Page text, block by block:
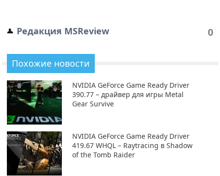
Редакция MSReview 0
Похожие новости
NVIDIA GeForce Game Ready Driver
390.77 – драйвер для игры Metal
Gear Survive
NVIDIA GeForce Game Ready Driver
419.67 WHQL – Raytracing в Shadow
of the Tomb Raider